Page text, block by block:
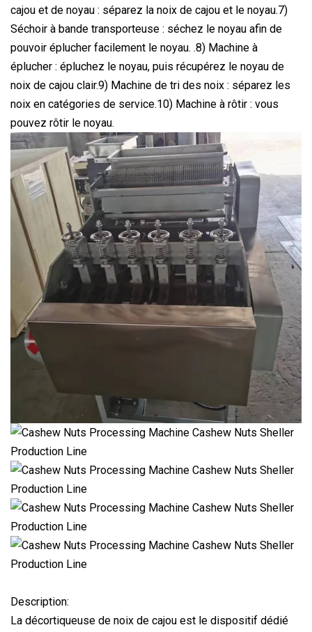
cajou et de noyau : séparez la noix de cajou et le noyau.7)
Séchoir à bande transporteuse : séchez le noyau afin de
pouvoir éplucher facilement le noyau. .8) Machine à
éplucher : épluchez le noyau, puis récupérez le noyau de
noix de cajou clair.9) Machine de tri des noix : séparez les
noix en catégories de service.10) Machine à rôtir : vous
pouvez rôtir le noyau.
Description:
La décortiqueuse de noix de cajou est le dispositif dédié